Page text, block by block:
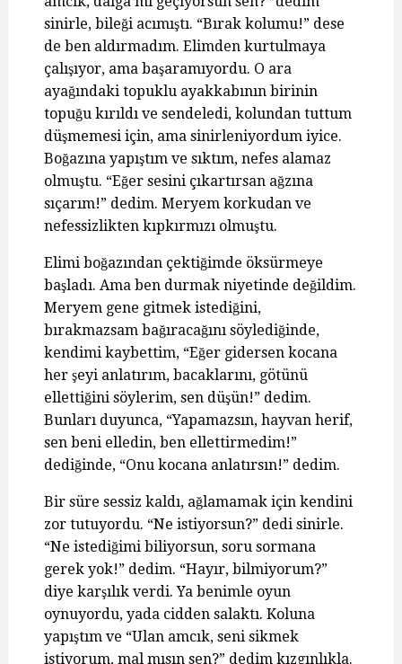
sinirle, bileği acımıştı. “Bırak kolumu!” dese
de ben aldırmadım. Elimden kurtulmaya
çalışıyor, ama başaramıyordu. O ara
ayağındaki topuklu ayakkabının birinin
topuğu kırıldı ve sendeledi, kolundan tuttum
düşmemesi için, ama sinirleniyordum iyice.
Boğazına yapıştım ve sıktım, nefes alamaz
olmuştu. “Eğer sesini çıkartırsan ağzına
sıçarım!” dedim. Meryem korkudan ve
nefessizlikten kıpkırmızı olmuştu.
Elimi boğazından çektiğimde öksürmeye
başladı. Ama ben durmak niyetinde değildim.
Meryem gene gitmek istediğini,
bırakmazsam bağıracağını söylediğinde,
kendimi kaybettim, “Eğer gidersen kocana
her şeyi anlatırım, bacaklarını, götünü
ellettiğini söylerim, sen düşün!” dedim.
Bunları duyunca, “Yapamazsın, hayvan herif,
sen beni elledin, ben ellettirmedim!”
dediğinde, “Onu kocana anlatırsın!” dedim.
Bir süre sessiz kaldı, ağlamamak için kendini
zor tutuyordu. “Ne istiyorsun?” dedi sinirle.
“Ne istediğimi biliyorsun, soru sormana
gerek yok!” dedim. “Hayır, bilmiyorum?”
diye karşılık verdi. Ya benimle oyun
oynuyordu, yada cidden salaktı. Koluna
yapıştım ve “Ulan amcık, seni sikmek
istiyorum, mal mısın sen?” dedim kızgınlıkla.